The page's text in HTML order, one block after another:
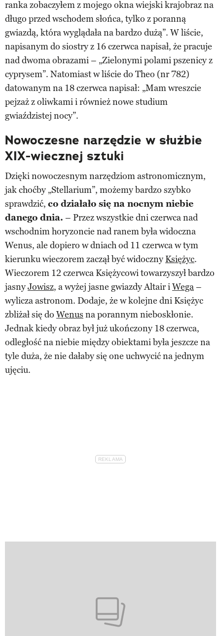
ranka zobaczyłem z mojego okna wiejski krajobraz na
długo przed wschodem słońca, tylko z poranną
gwiazdą, która wyglądała na bardzo dużą”. W liście,
napisanym do siostry z 16 czerwca napisał, że pracuje
nad dwoma obrazami – „Zielonymi polami pszenicy z
cyprysem”. Natomiast w liście do Theo (nr 782)
datowanym na 18 czerwca napisał: „Mam wreszcie
pejzaż z oliwkami i również nowe studium
gwiaździstej nocy”.
Nowoczesne narzędzie w służbie
XIX-wiecznej sztuki
Dzięki nowoczesnym narzędziom astronomicznym,
jak choćby „Stellarium”, możemy bardzo szybko
sprawdzić, co działało się na nocnym niebie
danego dnia. – Przez wszystkie dni czerwca nad
wschodnim horyzoncie nad ranem była widoczna
Wenus, ale dopiero w dniach od 11 czerwca w tym
kierunku wieczorem zaczął być widoczny Księżyc.
Wieczorem 12 czerwca Księżycowi towarzyszył bardzo
jasnyJowisz, a wyżej jasne gwiazdy Altair iWega–
wylicza astronom. Dodaje, że w kolejne dni Księżyc
zbliżał się do Wenus na porannym nieboskłonie.
Jednak kiedy obraz był już ukończony 18 czerwca,
odległość na niebie między obiektami była jeszcze na
tyle duża, że nie dałaby się one uchwycić na jednym
ujęciu.